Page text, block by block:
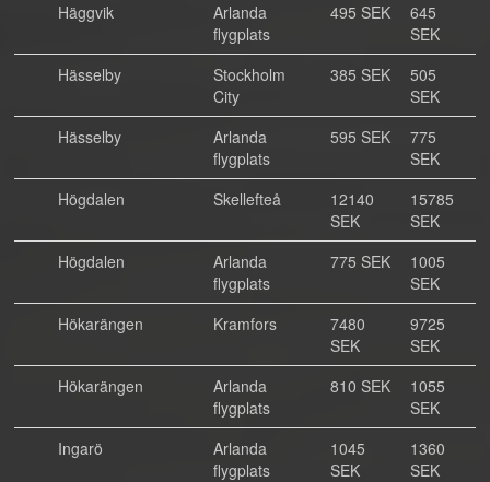
Häggvik
Arlanda
flygplats
495 SEK
645
SEK
Hässelby
Stockholm
City
385 SEK
505
SEK
Hässelby
Arlanda
flygplats
595 SEK
775
SEK
Högdalen
Skellefteå
12140
SEK
15785
SEK
Högdalen
Arlanda
flygplats
775 SEK
1005
SEK
Hökarängen
Kramfors
7480
SEK
9725
SEK
Hökarängen
Arlanda
flygplats
810 SEK
1055
SEK
Ingarö
Arlanda
flygplats
1045
SEK
1360
SEK